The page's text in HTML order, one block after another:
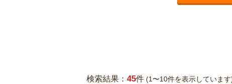
検索結果： 45件 (1〜10件を表示しています